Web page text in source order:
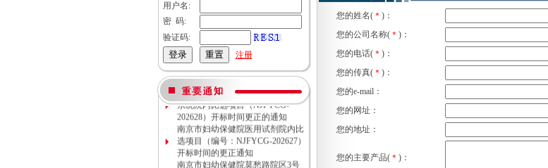
用户名:
密 码:
验证码:
注册
南京市妇幼保健院母乳库信息管理
系统院内比选项目（NJFYCG-
202628）开标时间更正的通知
南京市妇幼保健院医用试剂院内比
选项目（编号：NJFYCG-202627）
开标时间的更正通知
南京市妇幼保健院莫愁路院区3号
您的姓名( ＊ )：
您的公司名称( ＊ )：
您的电话( ＊ )：
您的传真( ＊ )：
您的e-mail：
您的网址：
您的地址：
您的主要产品( ＊ )：